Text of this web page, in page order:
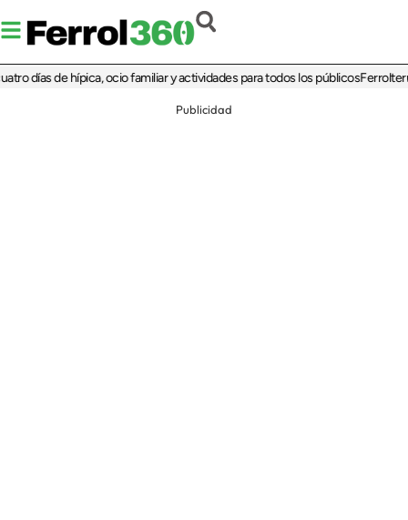
de hípica, ocio familiar y actividades para todos los públicosFerrolterra
Publicidad